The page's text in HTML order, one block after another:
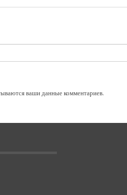
ваши данные комментариев.